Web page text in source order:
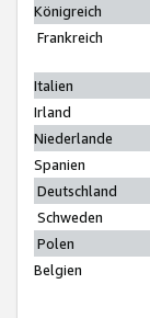
Königreich
Frankreich
Italien
Irland
Niederlande
Spanien
Deutschland
Schweden
Polen
Belgien